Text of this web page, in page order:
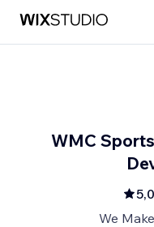
WMC
5,0
We